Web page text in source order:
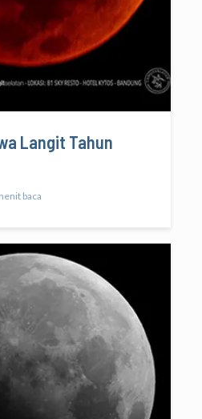
Langit Tahun
baca